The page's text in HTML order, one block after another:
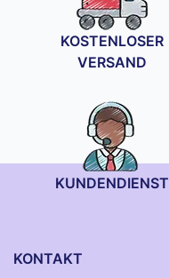
KOSTENLOSER
VERSAND
KUNDENDIENST
KONTAKT